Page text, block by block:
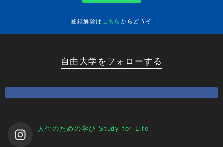
登録解除は こちら からどうぞ
自由大学をフォローする
人生のための学び Study for Life